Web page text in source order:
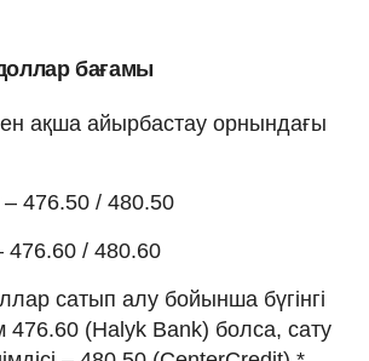
бағамы
ақша айырбастау орнындағы
476.50 / 480.50
476.60 / 480.60
сатып алу бойынша бүгінгі
476.60 (Halyk Bank) болса, сату